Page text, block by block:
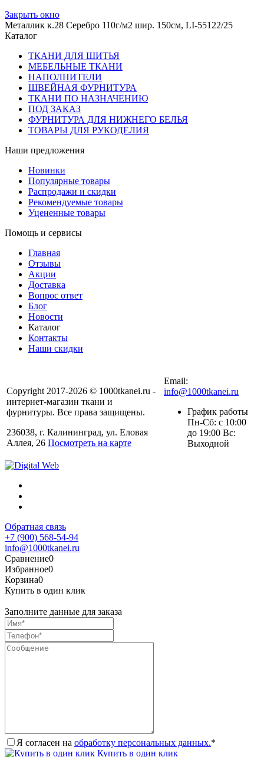
Закрыть окно
Металлик к.28 Серебро 110г/м2 шир. 150см, LI-55122/25
Каталог
ТКАНИ ДЛЯ ШИТЬЯ
МЕБЕЛЬНЫЕ ТКАНИ
НАПОЛНИТЕЛИ
ШВЕЙНАЯ ФУРНИТУРА
ТКАНИ ПО НАЗНАЧЕНИЮ
ПОД ЗАКАЗ
ФУРНИТУРА ДЛЯ НИЖНЕГО БЕЛЬЯ
ТОВАРЫ ДЛЯ РУКОДЕЛИЯ
Наши предложения
Новинки
Популярные товары
Распродажи и скидки
Рекомендуемые товары
Уцененные товары
Помощь и сервисы
Главная
Отзывы
Акции
Доставка
Вопрос ответ
Блог
Новости
Каталог
Контакты
Наши скидки
Copyright 2017-2026 © 1000tkanei.ru -
интернет-магазин ткани и
фурнитуры. Все права защищены.
236038, г. Калининград, ул. Еловая
Аллея, 26 Посмотреть на карте
Email:
info@1000tkanei.ru
График работы
Пн-Сб: с 10:00
до 19:00 Вс:
Выходной
Обратная связь
+7 (900) 568-54-94
info@1000tkanei.ru
Сравнение0
Избранное0
Корзина0
Купить в один клик
Заполните данные для заказа
Я согласен на обработку персональных данных.*
Купить в один клик